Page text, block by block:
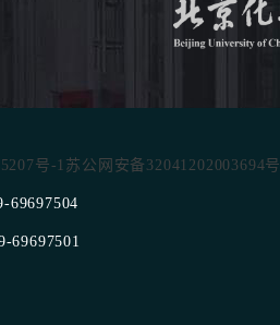
号-1 苏公网安备32041202003694号
69697504
69697501